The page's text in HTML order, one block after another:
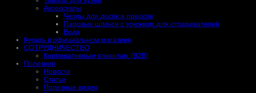
Аксессуары
Чехлы для досок и прессов
Паровые шланги с утюжком для отпаривателей
Вода
Купить в официальном магазине
СОТРУДНИЧЕСТВО
Корпоративным клиентам (B2B)
Полезное
Новости
Статьи
Полезные видео